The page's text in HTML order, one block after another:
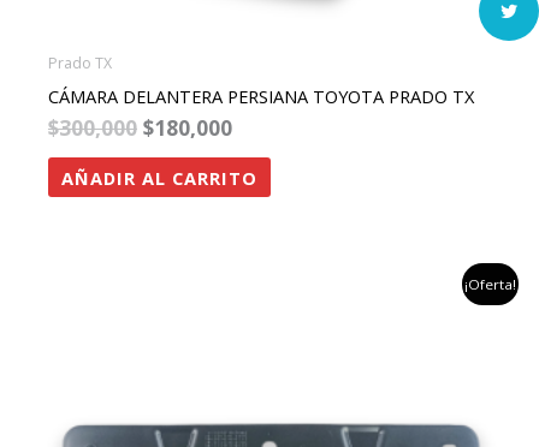
Prado TX
CÁMARA DELANTERA PERSIANA TOYOTA PRADO TX
$300,000 $180,000
AÑADIR AL CARRITO
¡Oferta!